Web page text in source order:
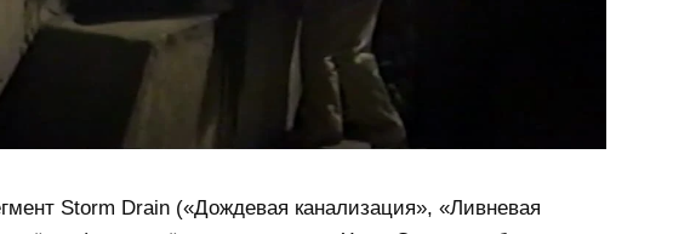
Storm Drain («Дождевая канализация», «Ливневая